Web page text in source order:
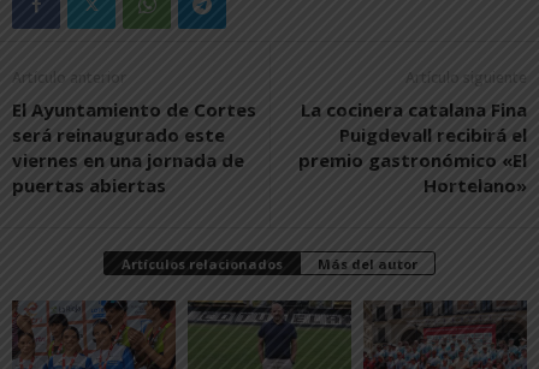
Artículo anterior
El Ayuntamiento de Cortes
será reinaugurado este
viernes en una jornada de
puertas abiertas
Artículo siguiente
La cocinera catalana Fina
Puigdevall recibirá el
premio gastronómico «El
Hortelano»
Artículos relacionados Más del autor